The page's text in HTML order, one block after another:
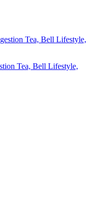
Tea, Bell Lifestyle,